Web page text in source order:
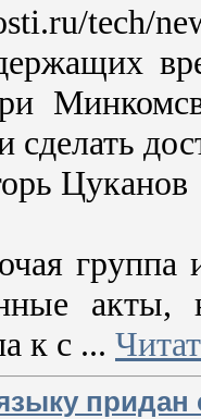
tech/
сделать
Цуканов
группа
к с ...
придан